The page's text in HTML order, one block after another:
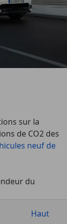
sur la
de CO2 des
neuf de
du
Haut